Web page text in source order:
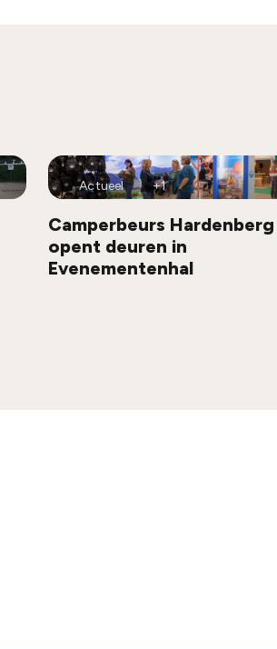
Actueel +1
Camperbeurs Hardenberg
opent deuren in
Evenementenhal